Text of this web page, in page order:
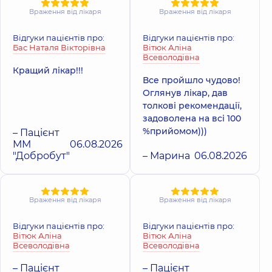
Медичний Центр
Святошині
Поліклінікавул.
Київ
Медичний
Позняках
Позняках
Поліклінікавул.
Драгоманова, 21-А, м.
Медичний
«Добробут»
всієї родини
Поліклініка
Татарська, 2-Е, м.
Враження від лікаря
Відгуки пацієнтів про:
Бас Наталя Вікторівна
Кращий лікар!!!
– Пацієнт
ММ
"Добробут"
06.08.2026
Враження від лікаря
Відгуки пацієнтів про:
Вітюк Аліна
Всеволодівна
Все пройшло чудово!
Оглянув лікар, дав
толкові рекомендації,
задоволена на всі 100
%прийомом)))
– Марина 06.08.2026
Враження від лікаря
Відгуки пацієнтів про:
Вітюк Аліна
Всеволодівна
– Пацієнт
Враження від лікаря
Відгуки пацієнтів про:
Вітюк Аліна
Всеволодівна
– Пацієнт